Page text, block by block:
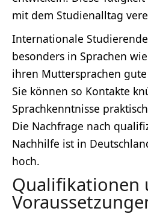
mit dem Studienalltag
Internationale
besonders in Sprachen
ihren Muttersprachen
Sie können so Kontakte
Sprachkenntnisse
Die Nachfrage nach
Nachhilfe ist in
hoch.
Qualifikationen